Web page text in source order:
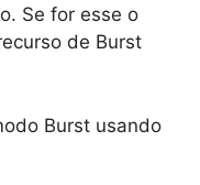
Se for esse o
de Burst
Burst usando